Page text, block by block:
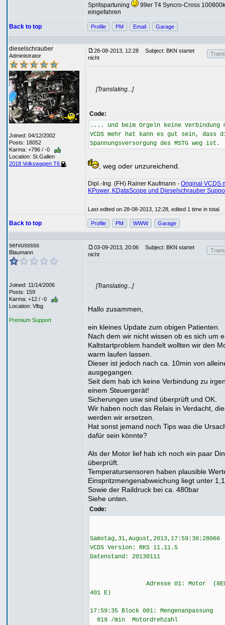
Spritspartuning
99er T4 Syncro-Cross
eingefahren
Back to top Profile PM Email Garage
dieselschrauber
Administrator
Joined: 04/12/2002
Posts: 18052
Karma: +796 / -0
Location: St.Gallen
2018 Volkswagen T6
28-08-2013, 12:28
Subject: BKN startet
nicht
[Translating...]
Code:
.... und beim Orgeln keine Verbindung
VCDS mehr hat kann es gut sein, dass
Spannungsversorgung des MSTG weg ist.
, weg oder unzureichend.
Dipl.-Ing. (FH) Rainer Kaufmann - Original VCDS
KPower, KDataScope und Dieselschrauber
Last edited on 28-08-2013, 12:28, edited 1 time in total.
Back to top Profile PM WWW Garage
servusssss
Blaumann
Joined: 11/14/2006
Posts: 159
Karma: +12 / -0
Location: Vlbg
Premium Support
03-09-2013, 20:06
Subject: BKN startet
nicht
[Translating...]
Hallo zusammen,
ein kleines Update zum obigen Patienten.
Nach dem wir nicht wissen ob es sich um
Kaltstartproblem handelt wollten wir den
warm laufen lassen.
Dieser ist jedoch nach ca. 10min von
ausgegangen.
Seit dem hab ich keine Verbindung zu
einem Steuergerät!
Sicherungen usw sind überprüft und OK.
Wir haben noch das Relais in Verdacht,
werden wir ersetzen.
Hat sonst jemand noch Tips was die
dafür sein könnte?
Als der Motor lief hab ich noch ein paar
überprüft.
Temperatursensoren haben plausible
Einspritzmengenabweichung liegt unter
Sowie der Raildruck bei ca. 480bar
Siehe unten.
Code:
Samstag,31,August,2013,17:59:38:28066
VCDS Version: RKS 11.11.5
Datenstand: 20130111
Adresse 01: Motor (8E0
401 E)
17:59:35 Block 001: Mengenanpassung
819 /min Motordrehzahl